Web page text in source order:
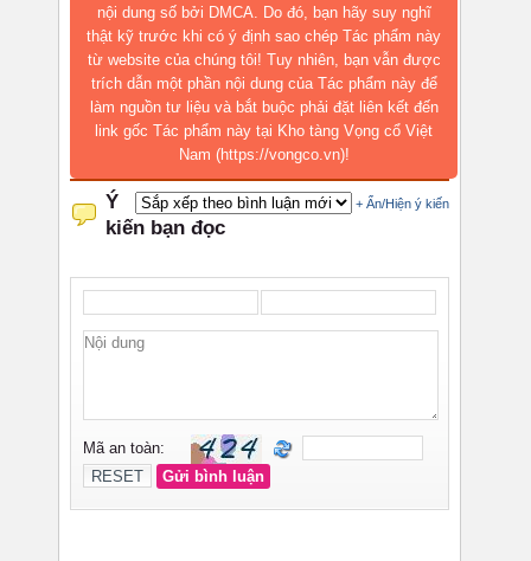
nội dung số bởi DMCA. Do đó, bạn hãy suy nghĩ
thật kỹ trước khi có ý định sao chép Tác phẩm này
từ website của chúng tôi! Tuy nhiên, bạn vẫn được
trích dẫn một phần nội dung của Tác phẩm này để
làm nguồn tư liệu và bắt buộc phải đặt liên kết đến
link gốc Tác phẩm này tại Kho tàng Vọng cổ Việt
Nam (https://vongco.vn)!